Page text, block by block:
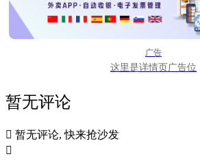
广告
这里是详情页广告位
暂无评论
 暂无评论, 快来抢沙发
